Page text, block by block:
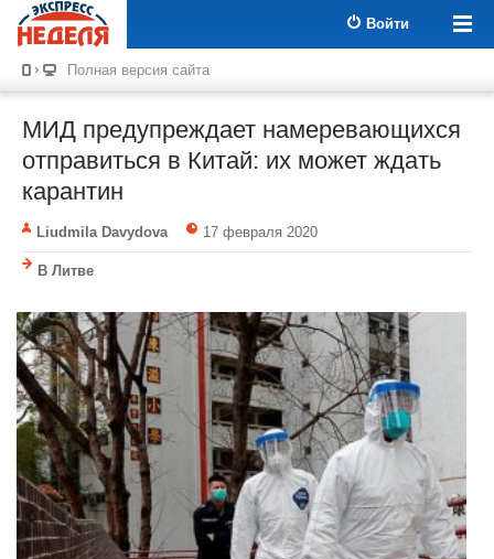
Войти
Полная версия сайта
МИД предупреждает намеревающихся
отправиться в Китай: их может ждать
карантин
Liudmila Davydova 17 февраля 2020
В Литве